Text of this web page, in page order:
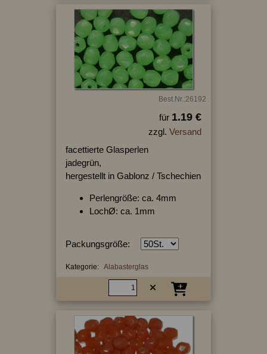
Best.Nr.:26192
für 1.19 €
zzgl. Versand
facettierte Glasperlen
jadegrün,
hergestellt in Gablonz / Tschechien
Perlengröße: ca. 4mm
LochØ: ca. 1mm
Packungsgröße:
Kategorie: Alabasterglas